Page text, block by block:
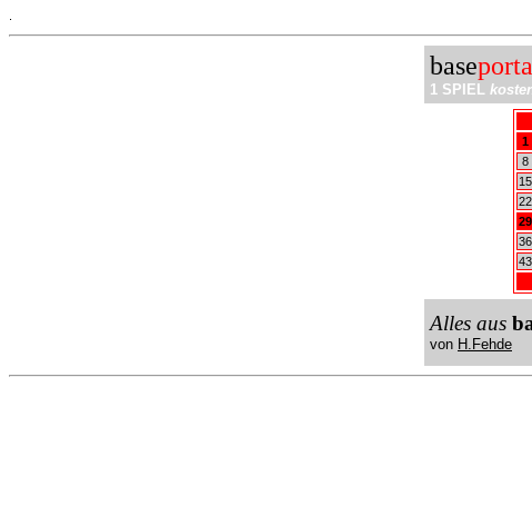
base
1 SPIEL
1
8
15
22
29
36
43
Alles aus
von H.Fehde